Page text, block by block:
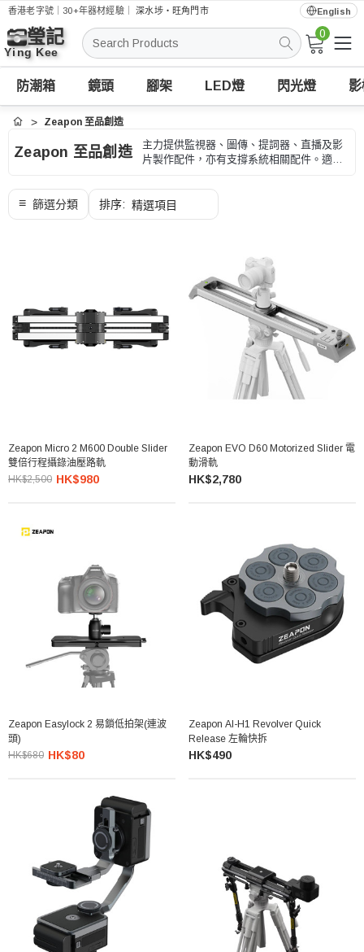
香港老字號｜30+年器材經驗｜深水埗・旺角門市 English
搜
索
0
防潮箱 鏡頭 腳架 LED燈 閃光燈
首頁 Zeapon 至品創造
Zeapon 至品創造
主力提供監視器、圖傳、提詞器、直播及影
片製作配件，亦有支撐系統相關配件。適合
時可按輸入輸出接口、供電和拍攝流程、型
號和用途核對。
Zeapon Micro 2 M600 Double Slider
雙倍行程攝錄油壓路軌
HK$2,500 HK$980
Zeapon EVO D60 Motorized Slider 電
動滑軌
HK$2,780
Zeapon Easylock 2 易鎖低拍架(連波
頭)
HK$680 HK$80
Zeapon AI-H1 Revolver Quick
Release 左輪快拆
HK$490